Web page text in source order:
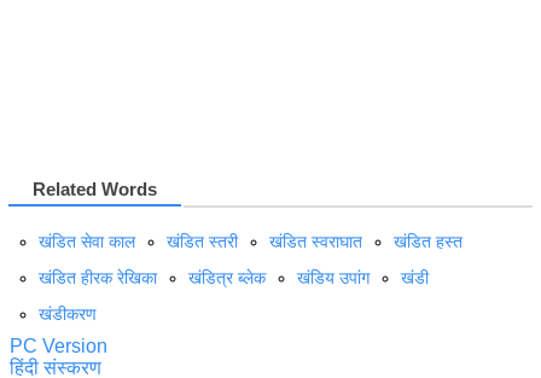
Related Words
खंडित सेवा काल खंडित स्तरी खंडित स्वराघात
खंडित हस्त
खंडित हीरक रेखिका
खंडित्र ब्लेक खंडिय उपांग
खंडी
खंडीकरण
PC Version
हिंदी संस्करण